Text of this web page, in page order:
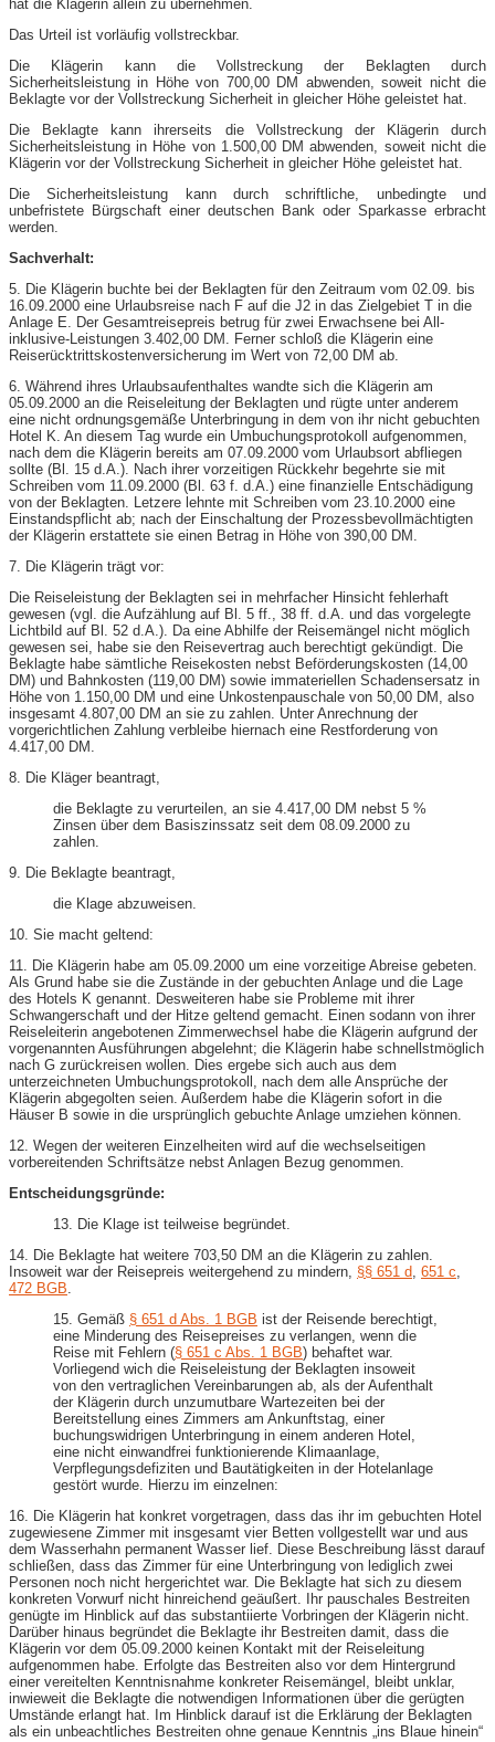
hat die Klägerin allein zu übernehmen.
Das Urteil ist vorläufig vollstreckbar.
Die Klägerin kann die Vollstreckung der Beklagten durch
Sicherheitsleistung in Höhe von 700,00 DM abwenden, soweit nicht die
Beklagte vor der Vollstreckung Sicherheit in gleicher Höhe geleistet hat.
Die Beklagte kann ihrerseits die Vollstreckung der Klägerin durch
Sicherheitsleistung in Höhe von 1.500,00 DM abwenden, soweit nicht die
Klägerin vor der Vollstreckung Sicherheit in gleicher Höhe geleistet hat.
Die Sicherheitsleistung kann durch schriftliche, unbedingte und
unbefristete Bürgschaft einer deutschen Bank oder Sparkasse erbracht
werden.
Sachverhalt:
5. Die Klägerin buchte bei der Beklagten für den Zeitraum vom 02.09. bis
16.09.2000 eine Urlaubsreise nach F auf die J2 in das Zielgebiet T in die
Anlage E. Der Gesamtreisepreis betrug für zwei Erwachsene bei All-
inklusive-Leistungen 3.402,00 DM. Ferner schloß die Klägerin eine
Reiserücktrittskostenversicherung im Wert von 72,00 DM ab.
6. Während ihres Urlaubsaufenthaltes wandte sich die Klägerin am
05.09.2000 an die Reiseleitung der Beklagten und rügte unter anderem
eine nicht ordnungsgemäße Unterbringung in dem von ihr nicht gebuchten
Hotel K. An diesem Tag wurde ein Umbuchungsprotokoll aufgenommen,
nach dem die Klägerin bereits am 07.09.2000 vom Urlaubsort abfliegen
sollte (Bl. 15 d.A.). Nach ihrer vorzeitigen Rückkehr begehrte sie mit
Schreiben vom 11.09.2000 (Bl. 63 f. d.A.) eine finanzielle Entschädigung
von der Beklagten. Letzere lehnte mit Schreiben vom 23.10.2000 eine
Einstandspflicht ab; nach der Einschaltung der Prozessbevollmächtigten
der Klägerin erstattete sie einen Betrag in Höhe von 390,00 DM.
7. Die Klägerin trägt vor:
Die Reiseleistung der Beklagten sei in mehrfacher Hinsicht fehlerhaft
gewesen (vgl. die Aufzählung auf Bl. 5 ff., 38 ff. d.A. und das vorgelegte
Lichtbild auf Bl. 52 d.A.). Da eine Abhilfe der Reisemängel nicht möglich
gewesen sei, habe sie den Reisevertrag auch berechtigt gekündigt. Die
Beklagte habe sämtliche Reisekosten nebst Beförderungskosten (14,00
DM) und Bahnkosten (119,00 DM) sowie immateriellen Schadensersatz in
Höhe von 1.150,00 DM und eine Unkostenpauschale von 50,00 DM, also
insgesamt 4.807,00 DM an sie zu zahlen. Unter Anrechnung der
vorgerichtlichen Zahlung verbleibe hiernach eine Restforderung von
4.417,00 DM.
8. Die Kläger beantragt,
die Beklagte zu verurteilen, an sie 4.417,00 DM nebst 5 %
Zinsen über dem Basiszinssatz seit dem 08.09.2000 zu
zahlen.
9. Die Beklagte beantragt,
die Klage abzuweisen.
10. Sie macht geltend:
11. Die Klägerin habe am 05.09.2000 um eine vorzeitige Abreise gebeten.
Als Grund habe sie die Zustände in der gebuchten Anlage und die Lage
des Hotels K genannt. Desweiteren habe sie Probleme mit ihrer
Schwangerschaft und der Hitze geltend gemacht. Einen sodann von ihrer
Reiseleiterin angebotenen Zimmerwechsel habe die Klägerin aufgrund der
vorgenannten Ausführungen abgelehnt; die Klägerin habe schnellstmöglich
nach G zurückreisen wollen. Dies ergebe sich auch aus dem
unterzeichneten Umbuchungsprotokoll, nach dem alle Ansprüche der
Klägerin abgegolten seien. Außerdem habe die Klägerin sofort in die
Häuser B sowie in die ursprünglich gebuchte Anlage umziehen können.
12. Wegen der weiteren Einzelheiten wird auf die wechselseitigen
vorbereitenden Schriftsätze nebst Anlagen Bezug genommen.
Entscheidungsgründe:
13. Die Klage ist teilweise begründet.
14. Die Beklagte hat weitere 703,50 DM an die Klägerin zu zahlen.
Insoweit war der Reisepreis weitergehend zu mindern, §§ 651 d 651 c
472 BGB
15. Gemäß § 651 d Abs. 1 BGB ist der Reisende berechtigt,
eine Minderung des Reisepreises zu verlangen, wenn die
Reise mit Fehlern (§ 651 c Abs. 1 BGB) behaftet war.
Vorliegend wich die Reiseleistung der Beklagten insoweit
von den vertraglichen Vereinbarungen ab, als der Aufenthalt
der Klägerin durch unzumutbare Wartezeiten bei der
Bereitstellung eines Zimmers am Ankunftstag, einer
buchungswidrigen Unterbringung in einem anderen Hotel,
eine nicht einwandfrei funktionierende Klimaanlage,
Verpflegungsdefiziten und Bautätigkeiten in der Hotelanlage
gestört wurde. Hierzu im einzelnen:
16. Die Klägerin hat konkret vorgetragen, dass das ihr im gebuchten Hotel
zugewiesene Zimmer mit insgesamt vier Betten vollgestellt war und aus
dem Wasserhahn permanent Wasser lief. Diese Beschreibung lässt darauf
schließen, dass das Zimmer für eine Unterbringung von lediglich zwei
Personen noch nicht hergerichtet war. Die Beklagte hat sich zu diesem
konkreten Vorwurf nicht hinreichend geäußert. Ihr pauschales Bestreiten
genügte im Hinblick auf das substantiierte Vorbringen der Klägerin nicht.
Darüber hinaus begründet die Beklagte ihr Bestreiten damit, dass die
Klägerin vor dem 05.09.2000 keinen Kontakt mit der Reiseleitung
aufgenommen habe. Erfolgte das Bestreiten also vor dem Hintergrund
einer vereitelten Kenntnisnahme konkreter Reisemängel, bleibt unklar,
inwieweit die Beklagte die notwendigen Informationen über die gerügten
Umstände erlangt hat. Im Hinblick darauf ist die Erklärung der Beklagten
als ein unbeachtliches Bestreiten ohne genaue Kenntnis „ins Blaue hinein“